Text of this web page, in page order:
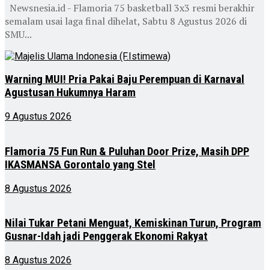
Newsnesia.id - Flamoria 75 basketball 3x3 resmi berakhir
semalam usai laga final dihelat, Sabtu 8 Agustus 2026 di
SMU...
Warning MUI! Pria Pakai Baju Perempuan di Karnaval
Agustusan Hukumnya Haram
9 Agustus 2026
Flamoria 75 Fun Run & Puluhan Door Prize, Masih DPP
IKASMANSA Gorontalo yang Stel
8 Agustus 2026
Nilai Tukar Petani Menguat, Kemiskinan Turun, Program
Gusnar-Idah jadi Penggerak Ekonomi Rakyat
8 Agustus 2026